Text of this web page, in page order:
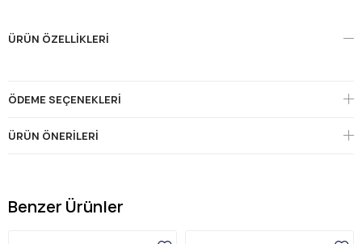
ÜRÜN ÖZELLIKLERI
ÖDEME SEÇENEKLERI
ÜRÜN ÖNERILERI
Benzer Ürünler